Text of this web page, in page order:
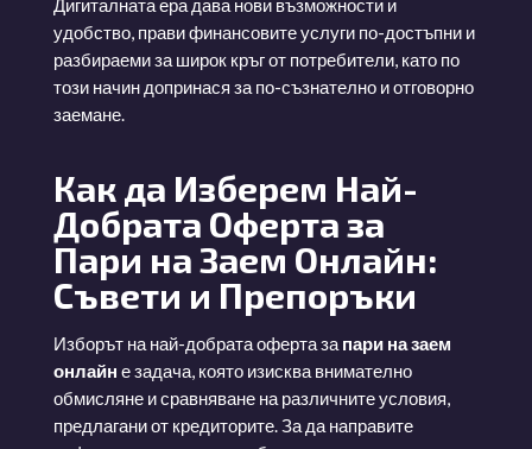
удобство, прави финансовите услуги по-достъпни и
разбираеми за широк кръг от потребители, като по
този начин допринася за по-съзнателно и отговорно
заемане.
Как да Изберем Най-
Добрата Оферта за
Пари на Заем Онлайн:
Съвети и Препоръки
Изборът на най-добрата оферта за пари на заем
онлайн е задача, която изисква внимателно
обмисляне и сравняване на различните условия,
предлагани от кредиторите. За да направите